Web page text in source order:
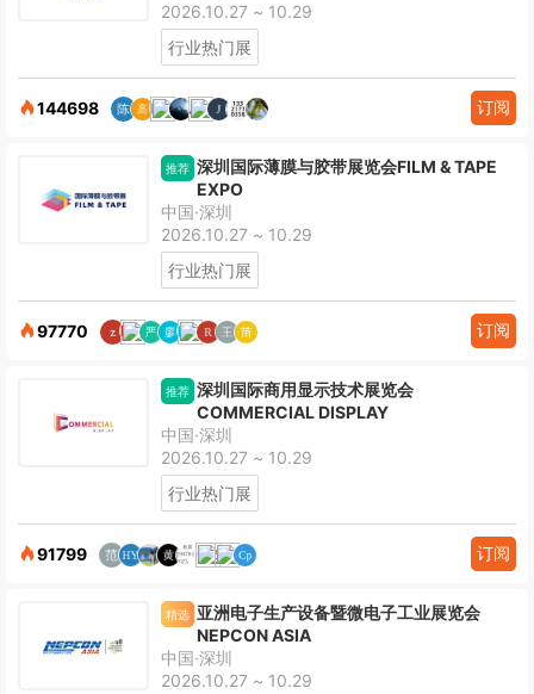
2026.10.27 ~ 10.29
行业热门展
144698 订阅
推荐 深圳国际薄膜与胶带展览会FILM & TAPE
EXPO
中国·深圳
2026.10.27 ~ 10.29
行业热门展
97770 订阅
推荐 深圳国际商用显示技术展览会
COMMERCIAL DISPLAY
中国·深圳
2026.10.27 ~ 10.29
行业热门展
91799 订阅
精选 亚洲电子生产设备暨微电子工业展览会
NEPCON ASIA
中国·深圳
2026.10.27 ~ 10.29